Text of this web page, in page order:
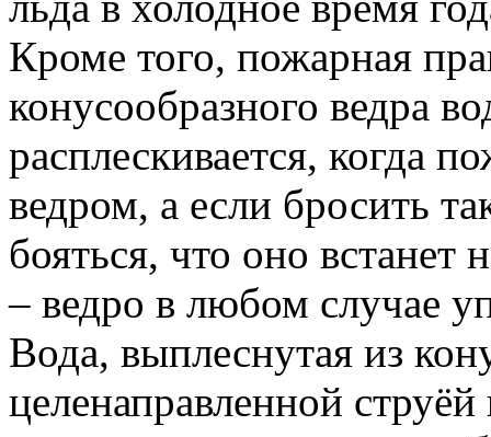
Кроме того, пожарная
конусообразного ведра
расплескивается, когда
ведром, а если бросить
бояться, что оно
– ведро в любом случае
Вода, выплеснутая из
целенаправленной